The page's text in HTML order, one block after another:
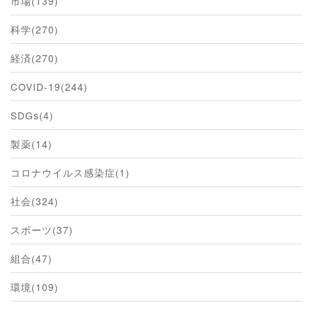
科学(270)
経済(270)
COVID-19(244)
SDGs(4)
製薬(14)
コロナウイルス感染症(1)
社会(324)
スポーツ(37)
組合(47)
環境(109)